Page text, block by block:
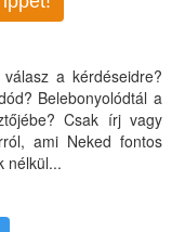
a kérdéseidre?
Belebonyolódtál a
Csak írj vagy
ami Neked fontos
nélkül...